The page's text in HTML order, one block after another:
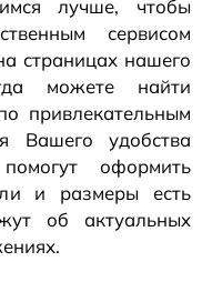
лучше, чтобы
сервисом
страницах нашего
можете найти
привлекательным
Вашего удобства
оформить
и размеры есть
об актуальных